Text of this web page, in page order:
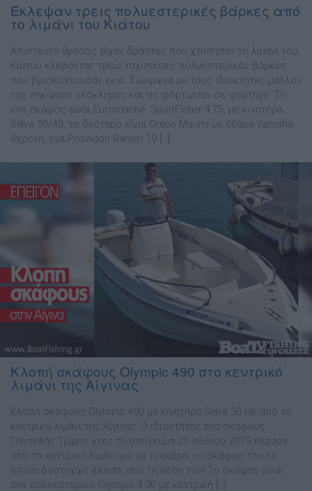
Έκλεψαν τρεις πολυεστερικές βάρκες από
το λιμάνι του Κιάτου
Απίστευτο θράσος είχαν δράστες που χτύπησαν το λιμάνι του
Κιάτου κλέβοντας τρεις ταχύπλοες πολυεστερικές βάρκες
που βρισκόντουσαν εκεί. Σύμφωνα με τους ιδιοκτήτες μάλλον
της σήκωσαν ολόκληρες και τις φόρτωσαν σε φορτηγό. Το
ένα σκάφος είναι Euromarine SportFisher 4.75, με κινητήρα
Selva 30/40, το δεύτερο είναι Greco Marine με 60άρα Yamaha
4χρονη, ένα Poseidon Ranieri 19 […]
Κλοπή σκάφους Olympic 490 στο κεντρικό
λιμάνι της Αίγινας
Κλοπή σκάφους Olympic 490 με κινητήρα Selva 30 Hp από το
κεντρικό λιμάνι της Αίγινας. Ο ιδιοκτήτης του σκάφους
Παντελής Τρίμης χτες το απόγευμα 25 Ιουλίου 2019 πέρασε
από το κεντρικό λιμάνι για να τσεκάρει το σκάφος του το
οποίο δυστυχώς έλειπε από τη θέση του! Το σκάφος είναι
ένα πολυεστερικό Olympic 4.90 με κεντρική […]